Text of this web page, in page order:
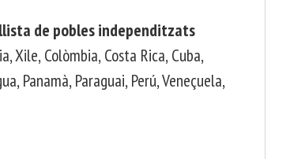
de pobles independitzats
Colòmbia, Costa Rica, Cuba,
Panamà, Paraguai, Perú, Veneçuela,